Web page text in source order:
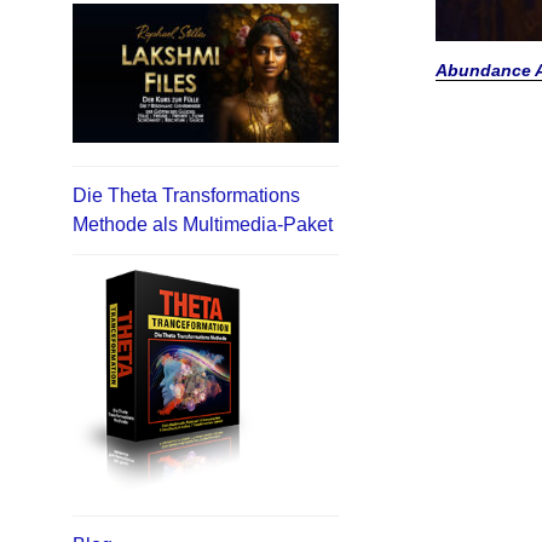
Die Theta Transformations
Methode als Multimedia-Paket
Abundance